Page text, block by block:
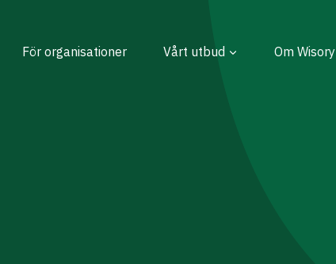
För organisationer Vårt utbud Om Wisory